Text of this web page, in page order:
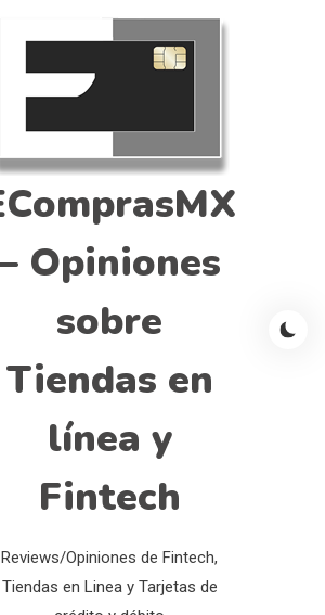
Opiniones
sobre
Tiendas en
línea y
Fintech
Reviews/Opiniones de Fintech,
Tiendas en Linea y Tarjetas de